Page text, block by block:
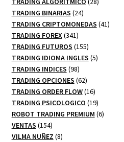
TRADING BINARIAS 2424
productos
TRADING CRIPTOMONEDAS 4141
TRADING FOREX 341341
productos
TRADING FUTUROS 155155
productos
TRADING IDIOMA INGLES 55
TRADING INDICES 9898
productos
TRADING OPCIONES 6262
productos
TRADING ORDER FLOW 1616
productos
TRADING PSICOLOGICO 1919
productos
ROBOT TRADING PREMIUM 66
VENTAS 154154
productos
VILMA NUÑEZ 88